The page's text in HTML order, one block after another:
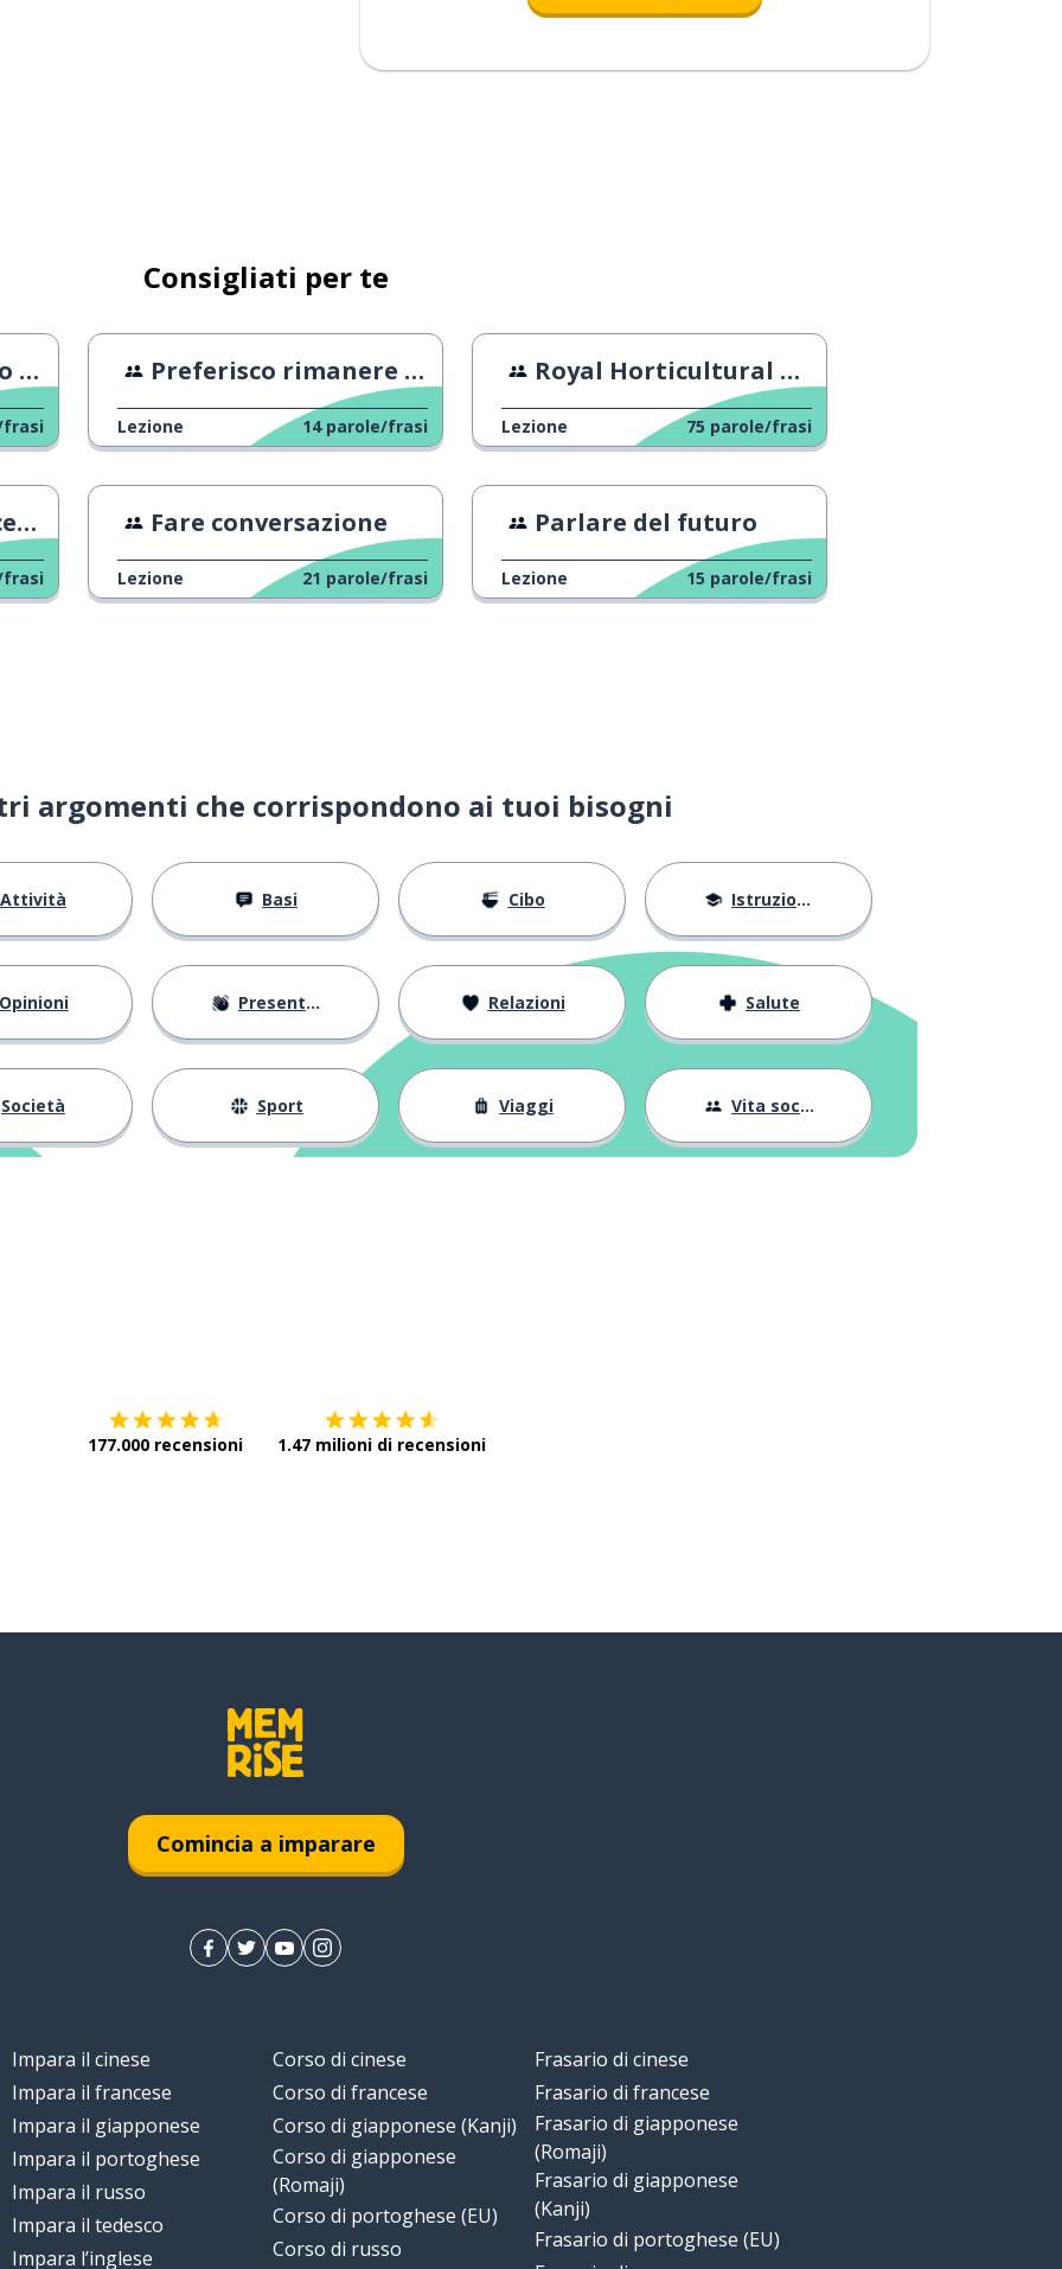
Consigliati per te
frasi
Preferisco rimanere a casa
Lezione 14 parole/frasi
Royal Horticultural Society: il Garden Wisley
Lezione 75 parole/frasi
frasi
Fare conversazione
Lezione 21 parole/frasi
Parlare del futuro
Lezione 15 parole/frasi
argomenti che corrispondono ai tuoi bisogni
Attività Basi Cibo Istruzione
Opinioni Presentarsi Relazioni Salute
Società Sport Viaggi Vita sociale
177.000 recensioni 1.47 milioni di recensioni
Comincia a imparare
Impara il cinese
Impara il francese
Impara il giapponese
Impara il portoghese
Impara il russo
Impara il tedesco
Impara l’inglese
Corso di cinese
Corso di francese
Corso di giapponese (Kanji)
Corso di giapponese
(Romaji)
Corso di portoghese (EU)
Corso di russo
Frasario di cinese
Frasario di francese
Frasario di giapponese
(Romaji)
Frasario di giapponese
(Kanji)
Frasario di portoghese (EU)